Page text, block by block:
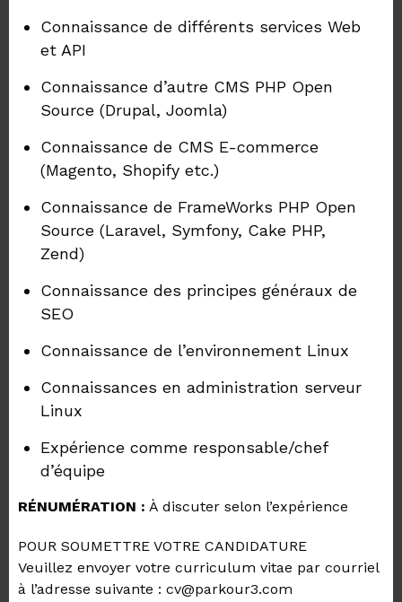
Connaissance de différents services Web
et API
Connaissance d’autre CMS PHP Open
Source (Drupal, Joomla)
Connaissance de CMS E-commerce
(Magento, Shopify etc.)
Connaissance de FrameWorks PHP Open
Source (Laravel, Symfony, Cake PHP,
Zend)
Connaissance des principes généraux de
SEO
Connaissance de l’environnement Linux
Connaissances en administration serveur
Linux
Expérience comme responsable/chef
d’équipe
RÉNUMÉRATION : À discuter selon l’expérience
POUR SOUMETTRE VOTRE CANDIDATURE
Veuillez envoyer votre curriculum vitae par courriel
à l’adresse suivante : cv@parkour3.com